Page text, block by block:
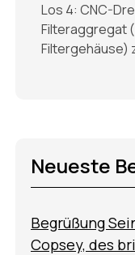
Los 4: CNC-
Filteraggregat
Filtergehäuse)
Neueste
Begrüßung
Copsey, des